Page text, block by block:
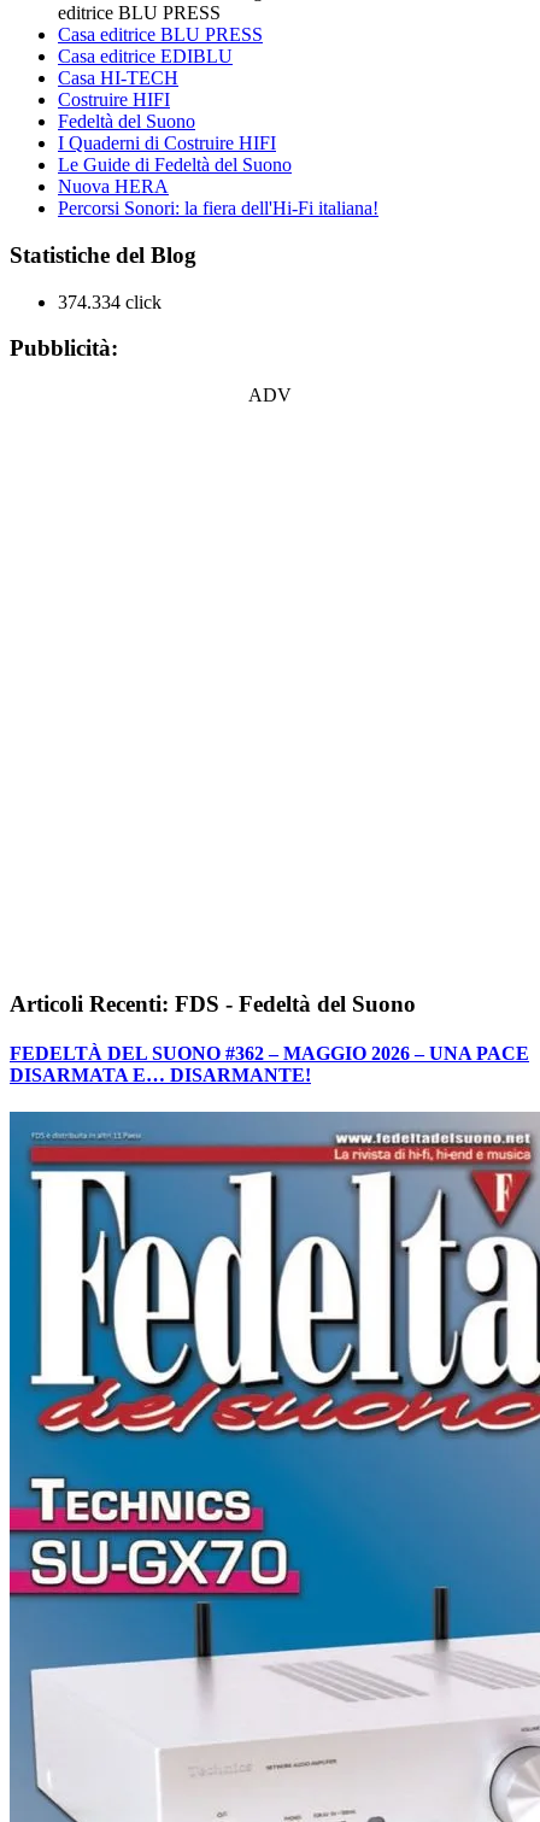
editrice BLU PRESS
Casa editrice BLU PRESS
Casa editrice EDIBLU
Casa HI-TECH
Costruire HIFI
Fedeltà del Suono
I Quaderni di Costruire HIFI
Le Guide di Fedeltà del Suono
Nuova HERA
Percorsi Sonori: la fiera dell'Hi-Fi italiana!
Statistiche del Blog
374.334 click
Pubblicità:
ADV
Articoli Recenti: FDS - Fedeltà del Suono
FEDELTÀ DEL SUONO #362 – MAGGIO 2026 – UNA PACE
DISARMATA E… DISARMANTE!